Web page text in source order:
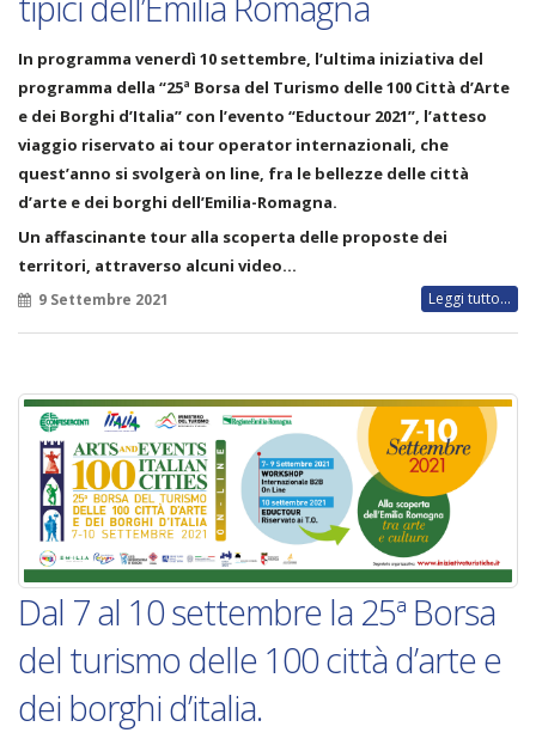
In programma venerdì 10 settembre, l’ultima iniziativa del
programma della “25ª Borsa del Turismo delle 100 Città d’Arte
e dei Borghi d’Italia” con l’evento “Eductour 2021”, l’atteso
viaggio riservato ai tour operator internazionali, che
quest’anno si svolgerà on line, fra le bellezze delle città
d’arte e dei borghi dell’Emilia-Romagna.
Un affascinante tour alla scoperta delle proposte dei
territori, attraverso alcuni video…
9 Settembre 2021 Leggi tutto...
Dal 7 al 10 settembre la 25ª Borsa
del turismo delle 100 città d’arte e
dei borghi d’italia.